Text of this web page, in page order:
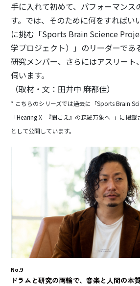
手に入れて初めて、パフォーマンス
す。では、そのために何をすれば
に挑む「Sports Brain Science
学プロジェクト）」のリーダーであ
研究メンバー、さらにはアスリート
伺います。
（取材・文：田井中 麻都佳）
* こちらのシリーズでは過去に「Sports Brain
「Hearing X -『聞こえ』の森羅万象へ -」に掲
として公開しています。
No.9
ドラムと研究の両輪で、音楽と人間の本